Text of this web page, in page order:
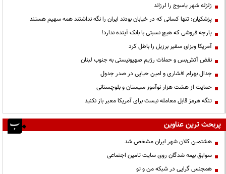
زلزله شهر یاسوج را لرزاند
پزشکیان: تنها کسانی که در خیابان بودند ایران را نگه نداشتند همه سهیم هستند
پارچه فروشی که هیچ نسبتی با بانک آینده ندارد!
آمریکا ویزای سفیر برزیل را باطل کرد
نقض آتش‌بس و حملات رژیم صهیونیستی به جنوب لبنان
جدال بهرام افشاری و امین حیایی در صدر جدول
حمایت از هشت هزار نوآموز سیستان و بلوچستانی
تنگه هرمز قابل معامله نیست برای آمریکا معبر باز نکنید
پربحث ترین عناوین
هشتمین کلان شهر ایران مشخص شد
سوابق بیمه شدگان روی سایت تامین اجتماعی
همجنس گرایی در شبکه من و تو